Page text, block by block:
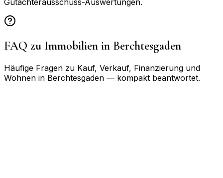
Gutachterausschuss-Auswertungen.
FAQ zu Immobilien in Berchtesgaden
Häufige Fragen zu Kauf, Verkauf, Finanzierung und
Wohnen in Berchtesgaden — kompakt beantwortet.